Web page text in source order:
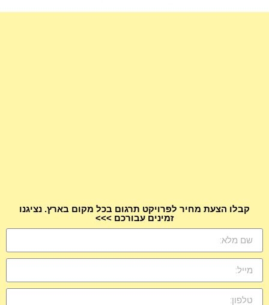
קבלו הצעת מחיר לפרויקט תרגום בכל מקום בארץ. נציגנו
זמינים עבורכם >>>